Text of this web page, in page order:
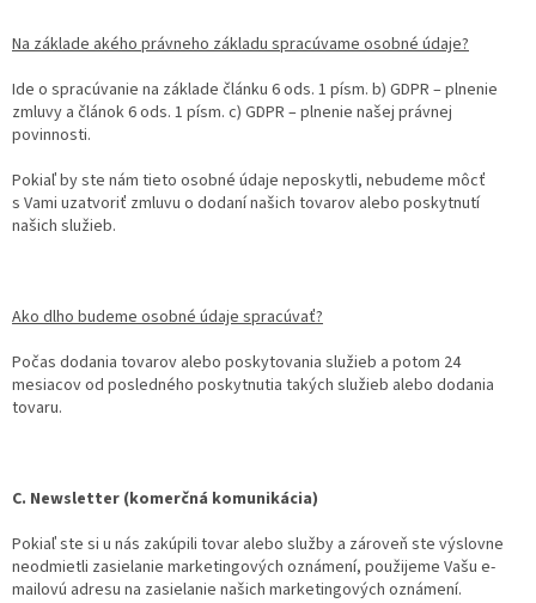
Na základe akého právneho základu spracúvame osobné údaje?
Ide o spracúvanie na základe článku 6 ods. 1 písm. b) GDPR – plnenie
zmluvy a článok 6 ods. 1 písm. c) GDPR – plnenie našej právnej
povinnosti.
Pokiaľ by ste nám tieto osobné údaje neposkytli, nebudeme môcť
s Vami uzatvoriť zmluvu o dodaní našich tovarov alebo poskytnutí
našich služieb.
Ako dlho budeme osobné údaje spracúvať?
Počas dodania tovarov alebo poskytovania služieb a potom 24
mesiacov od posledného poskytnutia takých služieb alebo dodania
tovaru.
C. Newsletter (komerčná komunikácia)
Pokiaľ ste si u nás zakúpili tovar alebo služby a zároveň ste výslovne
neodmietli zasielanie marketingových oznámení, použijeme Vašu e-
mailovú adresu na zasielanie našich marketingových oznámení.